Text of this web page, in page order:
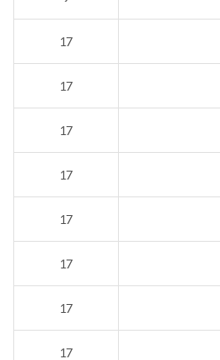
17
17
17
17
17
17
17
17